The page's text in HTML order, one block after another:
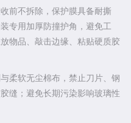
前不拆除，保护膜具备耐撕
专用加厚防撞护角，避免工
物品、敲击边缘、粘贴硬质胶
柔软无尘棉布，禁止刀片、钢
缝；避免长期污染影响玻璃性